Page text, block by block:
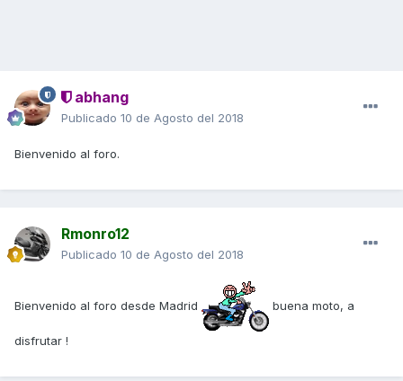
abhang
Publicado 10 de Agosto del 2018
Bienvenido al foro.
Rmonro12
Publicado 10 de Agosto del 2018
Bienvenido al foro desde Madrid buena moto, a
disfrutar !